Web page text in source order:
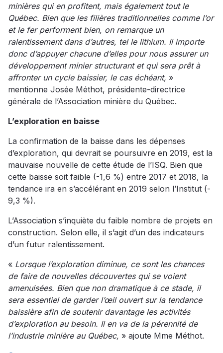
minières qui en profitent, mais également tout le
Québec. Bien que les filières traditionnelles comme l’or
et le fer performent bien, on remarque un
ralentissement dans d’autres, tel le lithium. Il importe
donc d’appuyer chacune d’elles pour nous assurer un
développement minier structurant et qui sera prêt à
affronter un cycle baissier, le cas échéant, »
mentionne Josée Méthot, présidente-directrice
générale de l’Association minière du Québec.
L’exploration en baisse
La confirmation de la baisse dans les dépenses
d’exploration, qui devrait se poursuivre en 2019, est la
mauvaise nouvelle de cette étude de l’ISQ. Bien que
cette baisse soit faible (-1,6 %) entre 2017 et 2018, la
tendance ira en s’accélérant en 2019 selon l’Institut (-
9,3 %).
L’Association s’inquiète du faible nombre de projets en
construction. Selon elle, il s’agit d’un des indicateurs
d’un futur ralentissement.
« Lorsque l’exploration diminue, ce sont les chances
de faire de nouvelles découvertes qui se voient
amenuisées. Bien que non dramatique à ce stade, il
sera essentiel de garder l’œil ouvert sur la tendance
baissière afin de soutenir davantage les activités
d’exploration au besoin. Il en va de la pérennité de
l’industrie minière au Québec, » ajoute Mme Méthot.